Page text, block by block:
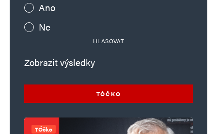
Ano
Ne
HLASOVAT
Zobrazit výsledky
TÓČKO
TÓčko